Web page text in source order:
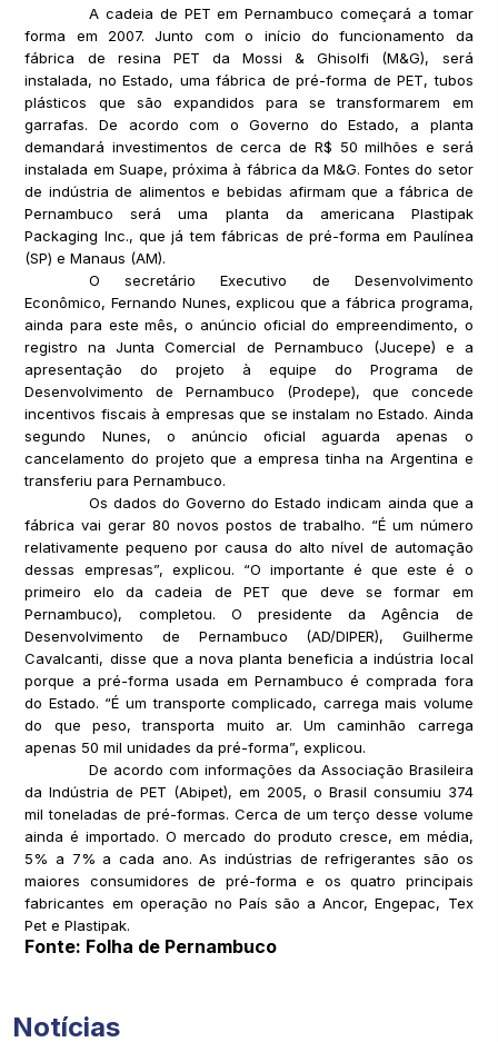
A cadeia de PET em Pernambuco começará a tomar
forma em 2007. Junto com o início do funcionamento da
fábrica de resina PET da Mossi & Ghisolfi (M&G), será
instalada, no Estado, uma fábrica de pré-forma de PET, tubos
plásticos que são expandidos para se transformarem em
garrafas. De acordo com o Governo do Estado, a planta
demandará investimentos de cerca de R$ 50 milhões e será
instalada em Suape, próxima à fábrica da M&G. Fontes do setor
de indústria de alimentos e bebidas afirmam que a fábrica de
Pernambuco será uma planta da americana Plastipak
Packaging Inc., que já tem fábricas de pré-forma em Paulínea
(SP) e Manaus (AM).
O secretário Executivo de Desenvolvimento
Econômico, Fernando Nunes, explicou que a fábrica programa,
ainda para este mês, o anúncio oficial do empreendimento, o
registro na Junta Comercial de Pernambuco (Jucepe) e a
apresentação do projeto à equipe do Programa de
Desenvolvimento de Pernambuco (Prodepe), que concede
incentivos fiscais à empresas que se instalam no Estado. Ainda
segundo Nunes, o anúncio oficial aguarda apenas o
cancelamento do projeto que a empresa tinha na Argentina e
transferiu para Pernambuco.
Os dados do Governo do Estado indicam ainda que a
fábrica vai gerar 80 novos postos de trabalho. “É um número
relativamente pequeno por causa do alto nível de automação
dessas empresas”, explicou. “O importante é que este é o
primeiro elo da cadeia de PET que deve se formar em
Pernambuco), completou. O presidente da Agência de
Desenvolvimento de Pernambuco (AD/DIPER), Guilherme
Cavalcanti, disse que a nova planta beneficia a indústria local
porque a pré-forma usada em Pernambuco é comprada fora
do Estado. “É um transporte complicado, carrega mais volume
do que peso, transporta muito ar. Um caminhão carrega
apenas 50 mil unidades da pré-forma”, explicou.
De acordo com informações da Associação Brasileira
da Indústria de PET (Abipet), em 2005, o Brasil consumiu 374
mil toneladas de pré-formas. Cerca de um terço desse volume
ainda é importado. O mercado do produto cresce, em média,
5% a 7% a cada ano. As indústrias de refrigerantes são os
maiores consumidores de pré-forma e os quatro principais
fabricantes em operação no País são a Ancor, Engepac, Tex
Pet e Plastipak.
Fonte: Folha de Pernambuco
Notícias